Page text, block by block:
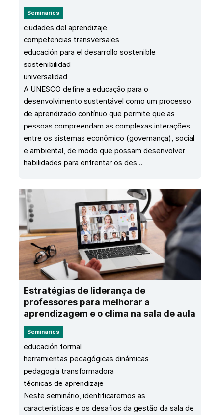
Seminarios
ciudades del aprendizaje
competencias transversales
educación para el desarrollo sostenible
sostenibilidad
universalidad
A UNESCO define a educação para o
desenvolvimento sustentável como um processo
de aprendizado contínuo que permite que as
pessoas compreendam as complexas interações
entre os sistemas econômico (governança), social
e ambiental, de modo que possam desenvolver
habilidades para enfrentar os des...
Estratégias de liderança de
professores para melhorar a
aprendizagem e o clima na sala de aula
Seminarios
educación formal
herramientas pedagógicas dinámicas
pedagogía transformadora
técnicas de aprendizaje
Neste seminário, identificaremos as
características e os desafios da gestão da sala de